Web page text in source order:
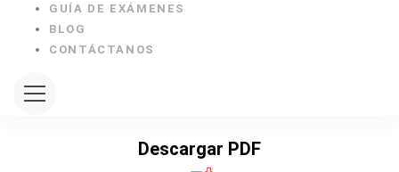
GUÍA DE EXÁMENES
BLOG
CONTÁCTANOS
Descargar PDF